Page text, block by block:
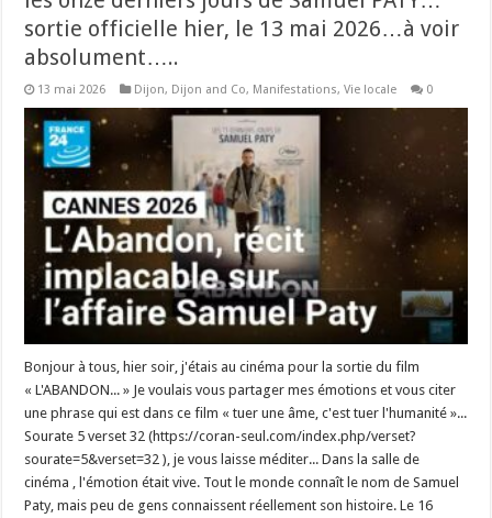
sortie officielle hier, le 13 mai 2026…à voir
absolument…..
13 mai 2026 Dijon, Dijon and Co, Manifestations,Vie locale 0
Bonjour à tous, hier soir, j'étais au cinéma pour la sortie du film
« L'ABANDON... » Je voulais vous partager mes émotions et vous citer
une phrase qui est dans ce film « tuer une âme, c'est tuer l'humanité »...
Sourate 5 verset 32 (https://coran-seul.com/index.php/verset?
sourate=5&verset=32 ), je vous laisse méditer... Dans la salle de
cinéma , l'émotion était vive. Tout le monde connaît le nom de Samuel
Paty, mais peu de gens connaissent réellement son histoire. Le 16